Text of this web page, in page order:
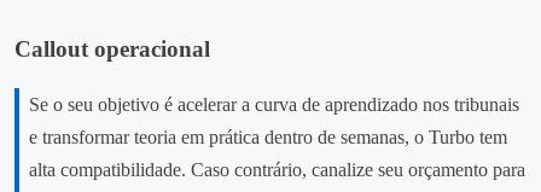
Callout operacional
Se o seu objetivo é acelerar a curva de aprendizado nos tribunais
e transformar teoria em prática dentro de semanas, o Turbo tem
alta compatibilidade. Caso contrário, canalize seu orçamento para